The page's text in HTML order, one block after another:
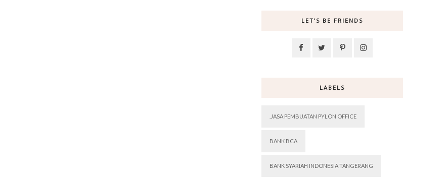
LET’S BE FRIENDS
LABELS
.JASA PEMBUATAN PYLON OFFICE
BANK BCA
BANK SYARIAH INDONESIA TANGERANG